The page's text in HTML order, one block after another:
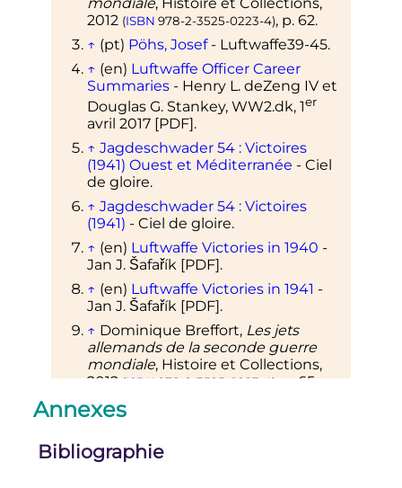
2012 (ISBN 978-2-3525-0223-4), p. 62.
↑ (pt) Pöhs, Josef- Luftwaffe39-45.
↑ (en) Luftwaffe Officer Career
Summaries- Henry L. deZeng IV et
Douglas G. Stankey, WW2.dk, 1er
avril 2017 [PDF].
↑ Jagdeschwader 54 : Victoires
(1941) Ouest et Méditerranée - Ciel
de gloire.
↑ Jagdeschwader 54 : Victoires
(1941) - Ciel de gloire.
↑ (en) Luftwaffe Victories in 1940 -
Jan J. Šafařík [PDF].
↑ (en) Luftwaffe Victories in 1941 -
Jan J. Šafařík [PDF].
↑ Dominique Breffort, Les jets
allemands de la seconde guerre
mondiale, Histoire et Collections,
2012(ISBN978-2-3525-0223-4),p. 65.
↑William Green et Gordon
Swanborough,
chasseurs
(ISBN 2-8653-5302-8
Annexes
Bibliographie